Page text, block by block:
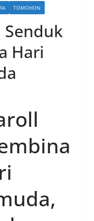
TOMOHON
Hari